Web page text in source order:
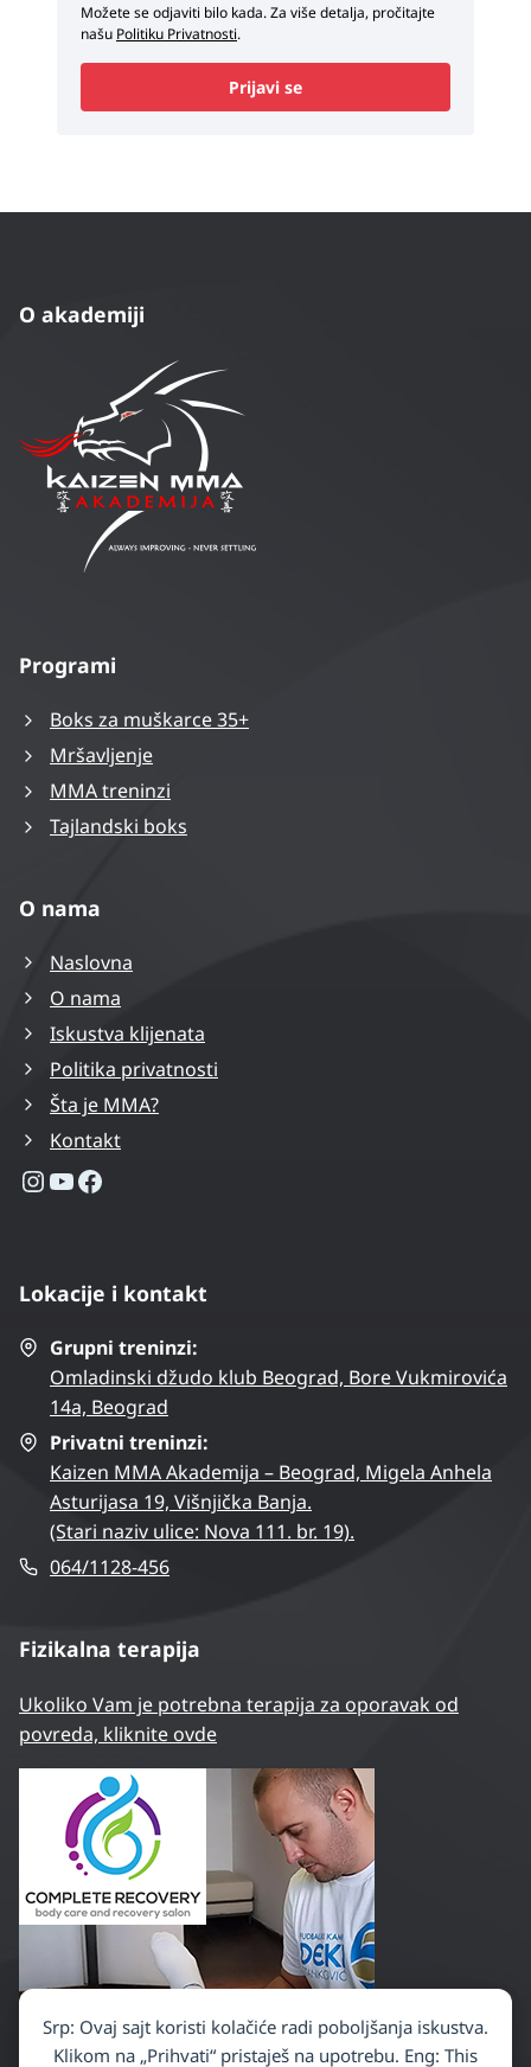
Možete se odjaviti bilo kada. Za više detalja, pročitajte
našu Politiku Privatnosti.
Prijavi se
O akademiji
Programi
Boks za muškarce 35+
Mršavljenje
MMA treninzi
Tajlandski boks
O nama
Naslovna
O nama
Iskustva klijenata
Politika privatnosti
Šta je MMA?
Kontakt
Instagram profil
YouTube kanalFacebook stranica
Lokacije i kontakt
Grupni treninzi:
Omladinski džudo klub Beograd, Bore Vukmirovića
14a, Beograd
Privatni treninzi:
Kaizen MMA Akademija – Beograd, Migela Anhela
Asturijasa 19, Višnjička Banja.
(Stari naziv ulice: Nova 111. br. 19).
064/1128-456
Fizikalna terapija
Ukoliko Vam je potrebna terapija za oporavak od
povreda, kliknite ovde
Srp: Ovaj sajt koristi kolačiće radi poboljšanja iskustva.
Klikom na „Prihvati“ pristaješ na upotrebu. Eng: This